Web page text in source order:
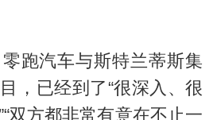
跑汽车与斯特兰蒂斯集
，已经到了“很深入、很
双方都非常有意在不止一